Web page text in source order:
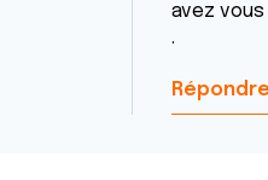
avez
.
Répondre